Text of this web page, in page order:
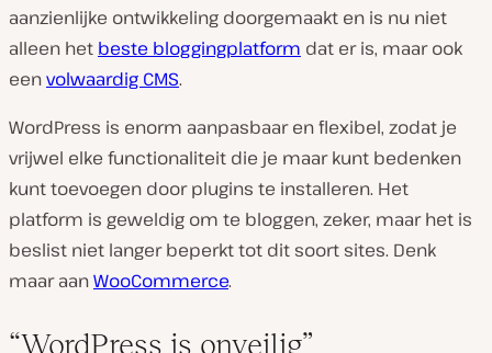
aanzienlijke ontwikkeling doorgemaakt en is nu niet
alleen het beste bloggingplatform dat er is, maar ook
eenvolwaardig CMS.
WordPress is enorm aanpasbaar en flexibel, zodat je
vrijwel elke functionaliteit die je maar kunt bedenken
kunt toevoegen door plugins te installeren. Het
platform is geweldig om te bloggen, zeker, maar het is
beslist niet langer beperkt tot dit soort sites. Denk
maar aanWooCommerce.
“WordPress is onveilig”